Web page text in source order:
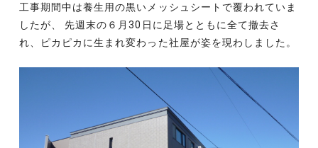
工事期間中は養生用の黒いメッシュシートで覆われていま
したが、先週末の６月30日に足場とともに全て撤去さ
れ、ピカピカに生まれ変わった社屋が姿を現わしました。